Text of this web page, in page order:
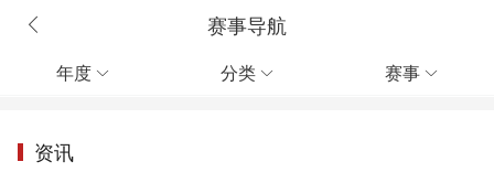
赛事导航
年度  分类  赛事 
资讯